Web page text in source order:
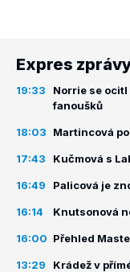
Expres
19:33
Norrie se
fanoušků
18:03 Martincová
17:43 Kučmová s
16:49 Palicová je
16:14 Knutsonová
16:00 Přehled
13:29 Krádež v